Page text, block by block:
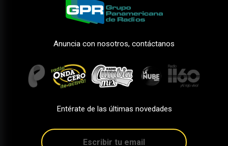
Anuncia con nosotros, contáctanos
Entérate de las últimas novedades